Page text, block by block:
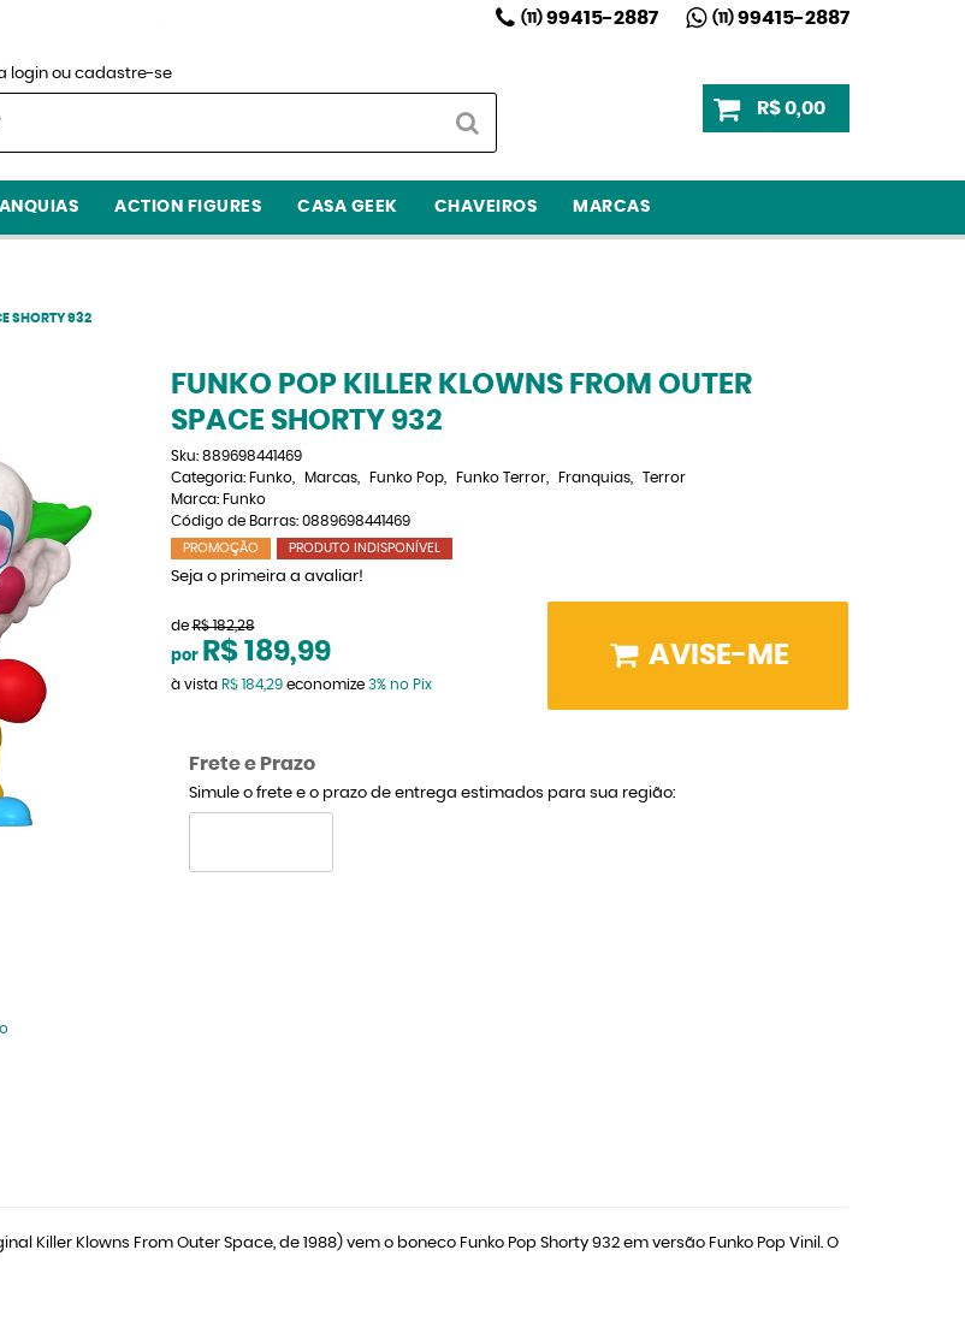
(11)99415-2887 (11)99415-2887
login ou cadastre-se
R$ 0,00
ACTION FIGURES CASA GEEK CHAVEIROS MARCAS
SHORTY 932
FUNKO POP KILLER KLOWNS FROM OUTER
SPACE SHORTY 932
Sku: 889698441469
Categoria: Funko Marcas Funko Pop Funko Terror Franquias
Terror
Marca: Funko
Código de Barras: 0889698441469
PROMOÇÃO PRODUTO INDISPONÍVEL
Seja o primeira a avaliar!
de R$ 182,28
por R$ 189,99
à vista R$ 184,29economize 3% no Pix
AVISE-ME
Frete e Prazo
Simule o frete e o prazo de entrega estimados para sua região:
Killer Klowns From Outer Space, de 1988) vem o boneco Funko Pop Shorty 932 em versão Funko Pop Vinil. O